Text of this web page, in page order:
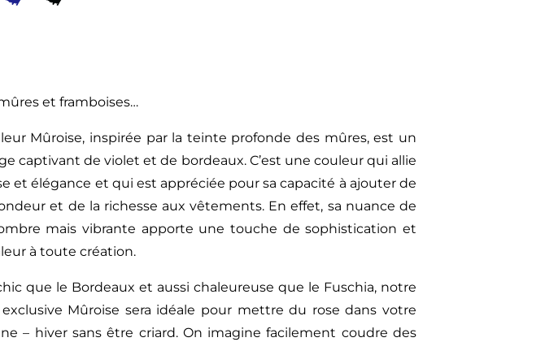
et framboises…
Mûroise, inspirée par la teinte profonde des mûres, est un
captivant de violet et de bordeaux. C’est une couleur qui allie
et élégance et qui est appréciée pour sa capacité à ajouter de
et de la richesse aux vêtements. En effet, sa nuance de
mais vibrante apporte une touche de sophistication et
à toute création.
que le Bordeaux et aussi chaleureuse que le Fuschia, notre
Mûroise sera idéale pour mettre du rose dans votre
– hiver sans être criard. On imagine facilement coudre des